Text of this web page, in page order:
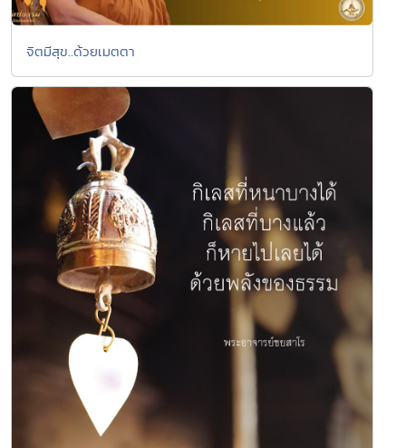
จิตมีสุข..ด้วยเมตตา